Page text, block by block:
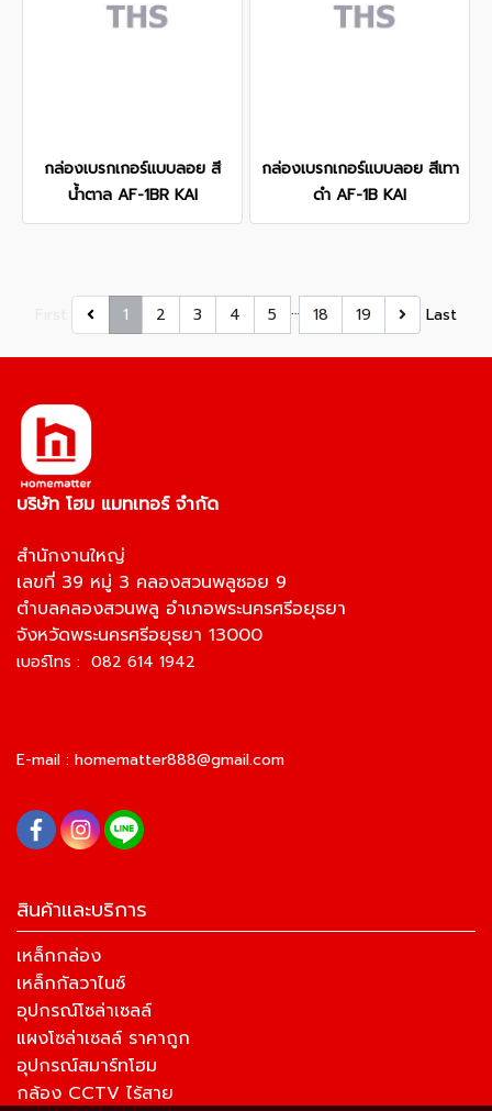
กล่องเบรกเกอร์แบบลอย สี
น้ำตาล AF-1BR KAI
กล่องเบรกเกอร์แบบลอย สีเทา
ดำ AF-1B KAI
1 2 3 4 5 … 18 19 Last
บริษัท โฮม แมทเทอร์ จำกัด
สำนักงานใหญ่
เลขที่ 39 หมู่ 3 คลองสวนพลูซอย 9
ตำบลคลองสวนพลู อำเภอพระนครศรีอยุธยา
จังหวัดพระนครศรีอยุธยา 13000
เบอร์โทร : 082 614 1942
E-mail : homematter888@gmail.com
สินค้าและบริการ
เหล็กกล่อง
เหล็กกัลวาไนซ์
อุปกรณ์โซล่าเซลล์
แผงโซล่าเซลล์ ราคาถูก
อุปกรณ์สมาร์ทโฮม
กล้อง CCTV ไร้สาย